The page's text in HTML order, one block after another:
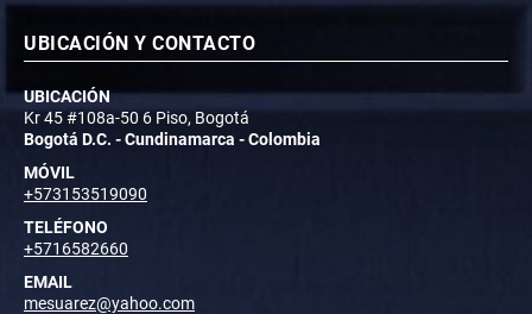
UBICACIÓN Y CONTACTO
UBICACIÓN
Kr 45 #108a-50 6 Piso, Bogotá
Bogotá D.C. - Cundinamarca - Colombia
MÓVIL
+573153519090
TELÉFONO
+5716582660
EMAIL
mesuarez@yahoo.com